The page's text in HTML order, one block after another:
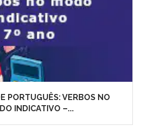
PORTUGUÊS: VERBOS NO
INDICATIVO –...